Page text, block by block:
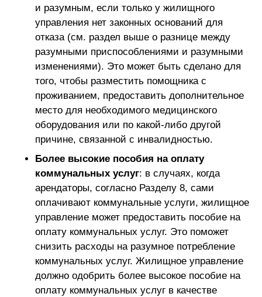
и разумным, если только у жилищного
управления нет законных оснований для
отказа (см. раздел выше о разнице между
разумными приспособлениями и разумными
изменениями). Это может быть сделано для
того, чтобы разместить помощника с
проживанием, предоставить дополнительное
место для необходимого медицинского
оборудования или по какой-либо другой
причине, связанной с инвалидностью.
Более высокие пособия на оплату
коммунальных услуг: в случаях, когда
арендаторы, согласно Разделу 8, сами
оплачивают коммунальные услуги, жилищное
управление может предоставить пособие на
оплату коммунальных услуг. Это поможет
снизить расходы на разумное потребление
коммунальных услуг. Жилищное управление
должно одобрить более высокое пособие на
оплату коммунальных услуг в качестве